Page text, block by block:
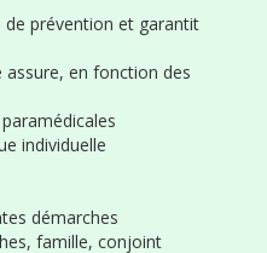
de prévention et garantit
assure, en fonction des
individuelle
démarches
famille, conjoint